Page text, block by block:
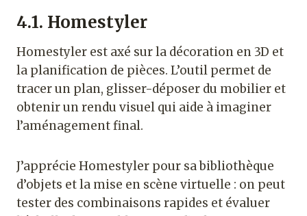
4.1. Homestyler
Homestyler est axé sur la décoration en 3D et
la planification de pièces. L’outil permet de
tracer un plan, glisser-déposer du mobilier et
obtenir un rendu visuel qui aide à imaginer
l’aménagement final.
J’apprécie Homestyler pour sa bibliothèque
d’objets et la mise en scène virtuelle : on peut
tester des combinaisons rapides et évaluer